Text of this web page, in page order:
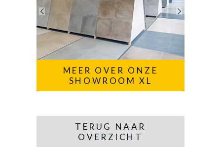
MEER OVER ONZE
SHOWROOM XL
TERUG NAAR
OVERZICHT